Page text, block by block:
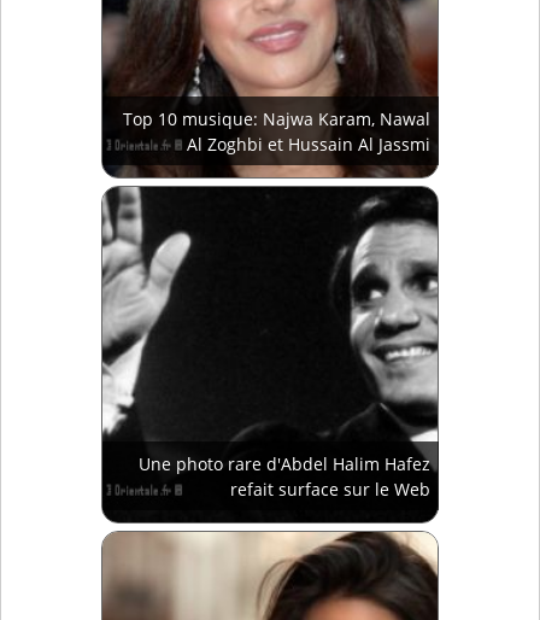
Top 10 musique: Najwa Karam, Nawal
Al Zoghbi et Hussain Al Jassmi
Une photo rare d'Abdel Halim Hafez
refait surface sur le Web